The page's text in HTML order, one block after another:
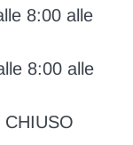
8:00 alle
8:00 alle